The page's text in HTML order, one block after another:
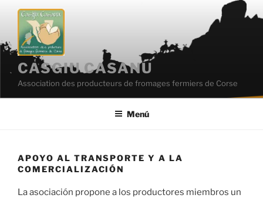
Saltar
contenido
CASGIU CASANU
Association des producteurs de fromages fermiers de Corse
Menú
APOYO AL TRANSPORTE Y A LA
COMERCIALIZACIÓN
La asociación propone a los productores miembros un